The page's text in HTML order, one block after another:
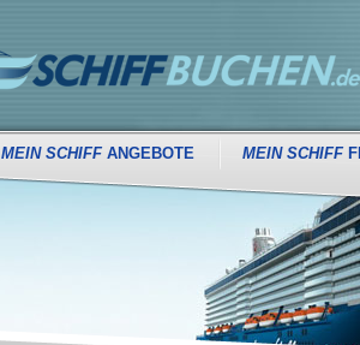
MEIN SCHIFFANGEBOTE MEIN SCHIFF